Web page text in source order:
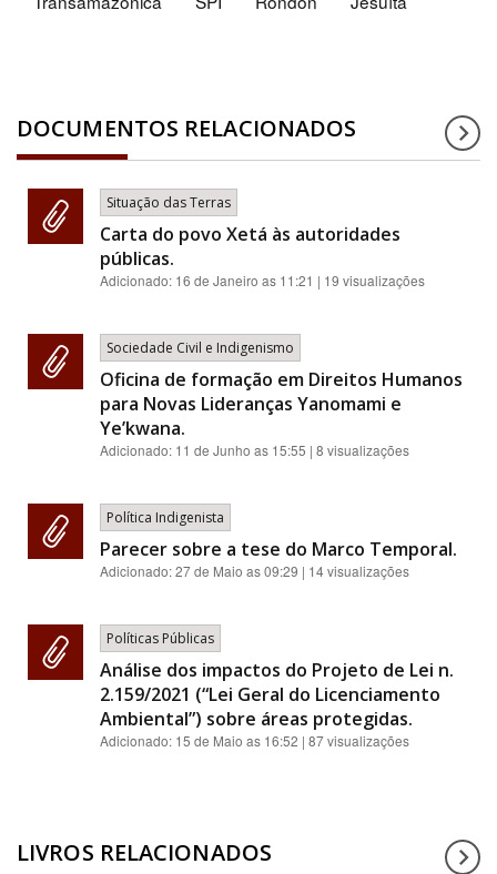
DOCUMENTOS RELACIONADOS
Situação das Terras
Carta do povo Xetá às autoridades
públicas.
Adicionado: 16 de Janeiro as 11:21 | 19 visualizações
Sociedade Civil e Indigenismo
Oficina de formação em Direitos Humanos
para Novas Lideranças Yanomami e
Ye’kwana.
Adicionado: 11 de Junho as 15:55 | 8 visualizações
Política Indigenista
Parecer sobre a tese do Marco Temporal.
Adicionado:27 de Maio as 09:29 | 14 visualizações
Políticas Públicas
Análise dos impactos do Projeto de Lei n.
2.159/2021 (“Lei Geral do Licenciamento
Ambiental”) sobre áreas protegidas.
Adicionado: 15 de Maio as 16:52 | 87 visualizações
LIVROS RELACIONADOS